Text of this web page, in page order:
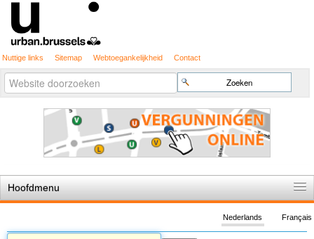
Nuttige links Sitemap Webtoegankelijkheid Contact
Zoek
Geavanceerd
zoeken...
Hoofdmenu
De spelregels
Français
Nederlands